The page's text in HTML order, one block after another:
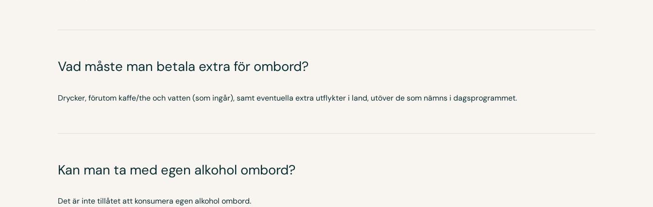
Vad måste man betala extra för ombord?
Drycker, förutom kaffe/the och vatten (som ingår), samt eventuella extra utflykter i land, utöver de som nämns i dagsprogrammet.
Kan man ta med egen alkohol ombord?
Det är inte tillåtet att konsumera egen alkohol ombord.